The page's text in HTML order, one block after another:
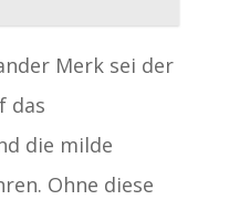
Merk sei der
das
die milde
Ohne diese